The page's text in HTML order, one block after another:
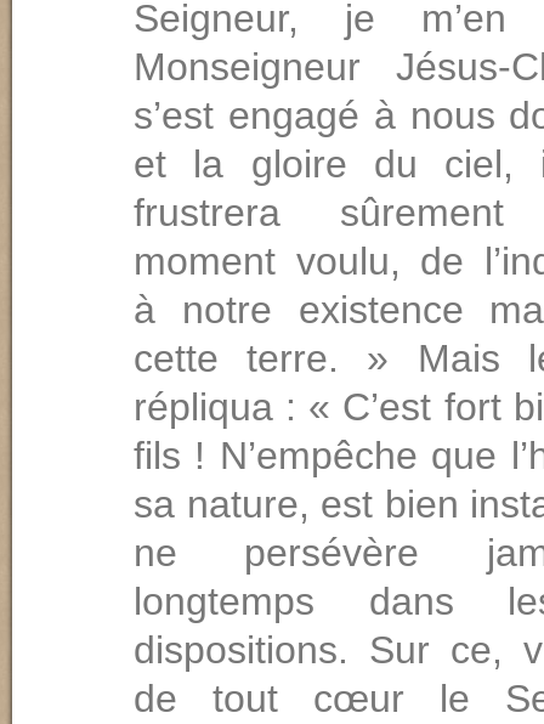
Seigneur, je
Monseigneur Jésus-
s’est engagé à nous
et la gloire du ciel,
frustrera
moment voulu, de
à notre existence
cette terre. » Mais
répliqua : « C’est fort
fils ! N’empêche que
sa nature, est bien
ne persévère
longtemps dans
dispositions. Sur ce,
de tout cœur le